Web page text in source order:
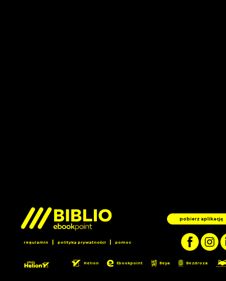
pobierz aplikację
regulamin | polityka prywatności | pomoc
Helion Ebookpoint Beya Bezdroza